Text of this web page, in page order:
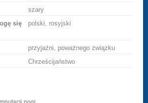
szary
się
polski, rosyjski
przyjaźni, poważnego związku
Chrześcijaństwo